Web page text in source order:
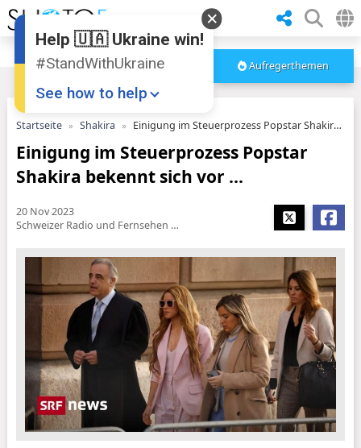
Aufregerthemen
Startseite Shakira Einigung im Steuerprozess Popstar Shakira bekennt sich vor ...
Einigung im Steuerprozess Popstar
Shakira bekennt sich vor ...
20 Nov 2023
Schweizer Radio und Fernsehen (SRF)
Help 🇺🇦 Ukraine win!
#StandWithUkraine
See how to help
Support Ukraine
Share this widget
📌